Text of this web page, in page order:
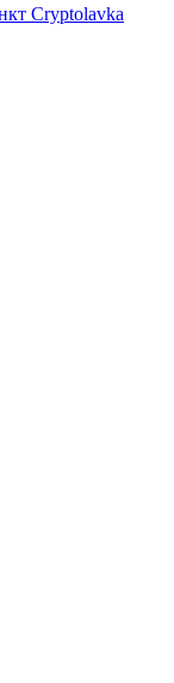
Cryptolavka